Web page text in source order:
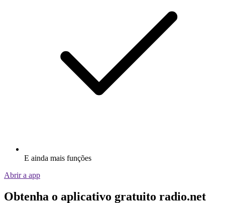
E ainda mais funções
Abrir a app
Obtenha o aplicativo gratuito radio.net